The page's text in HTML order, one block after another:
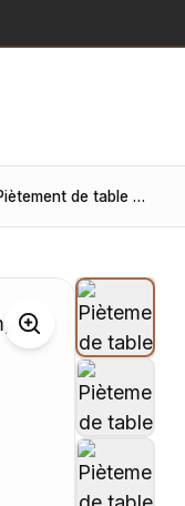
Piètement de table Cosme rectangulaire, base 70 × 40 cm, hauteur 72 cm, finition noire